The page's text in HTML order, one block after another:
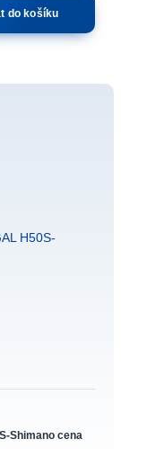
do košíku
Shimano cena